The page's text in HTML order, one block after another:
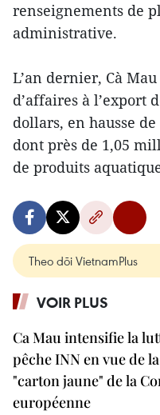
renseignements de
administrative.
L’an dernier, Cà
d’affaires à l’export
dollars, en hausse
dont près de 1,05
de produits
Theo dõi VietnamPlus
VOIR PLUS
Ca Mau intensifie la
pêche INN en vue de
"carton jaune" de la
européenne